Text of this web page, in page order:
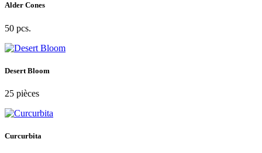
Alder Cones
50 pcs.
Desert Bloom
25 pièces
Curcurbita